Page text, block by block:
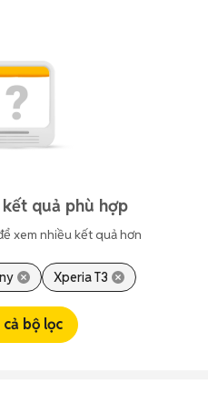
quả phù hợp
xem nhiều kết quả hơn
Xperia T3
bộ lọc